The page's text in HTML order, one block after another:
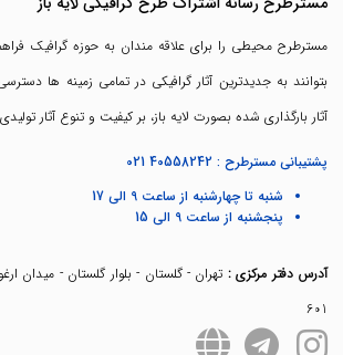
مسترطرح محیطی را برای علاقه مندان به حوزه گرافیک
بتوانند به جدیدترین آثار گرافیکی در تمامی زمینه ها
آثار بارگذاری شده بصورت لایه باز، بر کیفیت و تنوع آثار
پشتیبانی مسترطرح : 021 40558242
شنبه تا چهارشنبه از ساعت 9 الی 17
پنجشنبه از ساعت 9 الی 15
آدرس دفتر مرکزی :
601